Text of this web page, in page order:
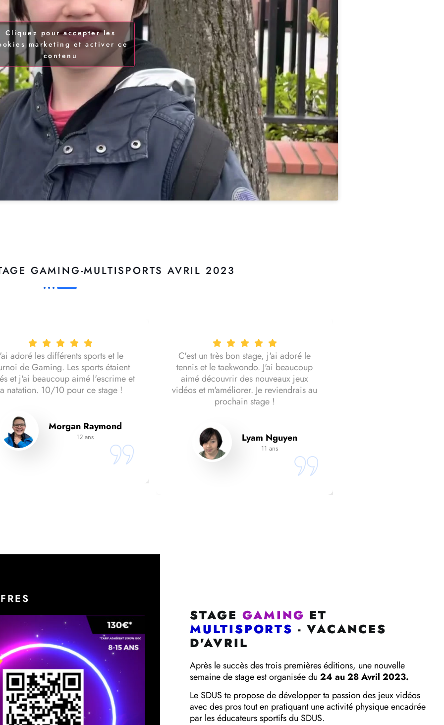
Cliquez pour accepter les
marketing et activer ce
contenu
GAMING-MULTISPORTS AVRIL 2023
adoré les différents sports et le
de Gaming. Les sports étaient
et j'ai beaucoup aimé l'escrime et
natation. 10/10 pour ce stage !
Morgan Raymond
12 ans
C'est un très bon stage, j'ai adoré le
tennis et le taekwondo. J'ai beaucoup
aimé découvrir des nouveaux jeux
vidéos et m'améliorer. Je reviendrais au
prochain stage !
Lyam Nguyen
11 ans
STAGE GAMING ET
MULTISPORTS -VACANCES
D'AVRIL
Après le succès des trois premières éditions, une nouvelle
semaine de stage est organisée du 24 au 28 Avril 2023.
Le SDUS te propose de développer ta passion des jeux vidéos
avec des pros tout en pratiquant une activité physique encadrée
par les éducateurs sportifs du SDUS.